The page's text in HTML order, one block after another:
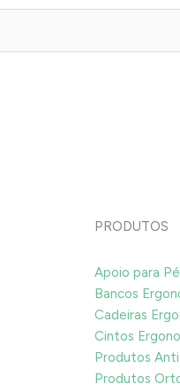
PRODUTOS
Apoio para
Bancos
Cadeiras
Cintos
Produtos
Produtos